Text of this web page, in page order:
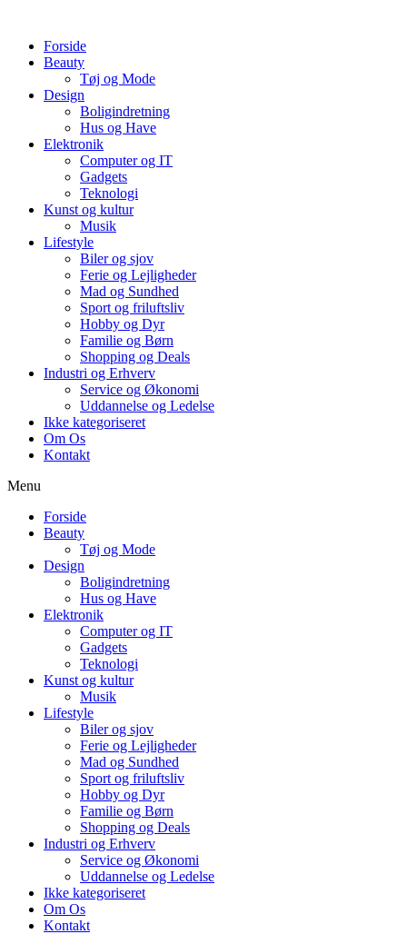
indholdForside
Beauty
Tøj og Mode
Design
Boligindretning
Hus og Have
Elektronik
Computer og IT
Gadgets
Teknologi
Kunst og kultur
Musik
Lifestyle
Biler og sjov
Ferie og Lejligheder
Mad og Sundhed
Sport og friluftsliv
Hobby og Dyr
Familie og Børn
Shopping og Deals
Industri og Erhverv
Service og Økonomi
Uddannelse og Ledelse
Ikke kategoriseret
Om Os
Kontakt
Menu
Forside
Beauty
Tøj og Mode
Design
Boligindretning
Hus og Have
Elektronik
Computer og IT
Gadgets
Teknologi
Kunst og kultur
Musik
Lifestyle
Biler og sjov
Ferie og Lejligheder
Mad og Sundhed
Sport og friluftsliv
Hobby og Dyr
Familie og Børn
Shopping og Deals
Industri og Erhverv
Service og Økonomi
Uddannelse og Ledelse
Ikke kategoriseret
Om Os
Kontakt